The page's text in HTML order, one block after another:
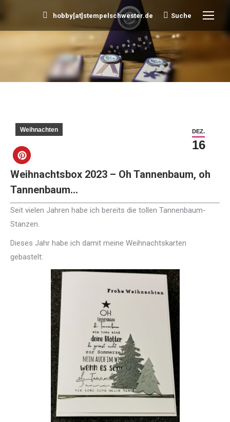
hobby[at]stempelschwester.de Search:
Suche
Sie befinden sich hier:
DEZ.
16
Weihnachten
Weihnachtsbox 2023 – Oh Tannenbaum, oh
Tannenbaum…
Seit vielen Jahren habe ich bereits die tollen Tannenbaum-
Stanzen.
Dieses Jahr habe ich damit meine Weihnachtskarten
gebastelt: